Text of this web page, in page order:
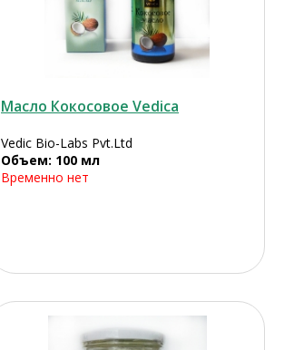
Масло Кокосовое Vedica
Vedic Bio-Labs Pvt.Ltd
Объем: 100 мл
Временно нет